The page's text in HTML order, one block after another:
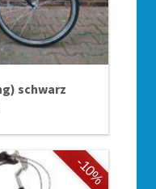
schwarz
-10%